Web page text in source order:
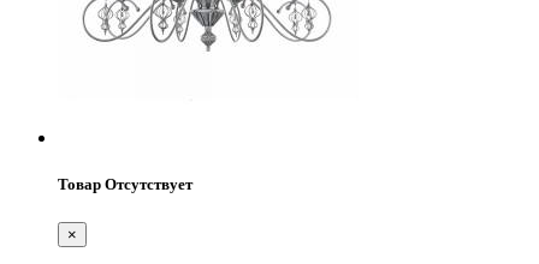
Товар Отсутствует
×